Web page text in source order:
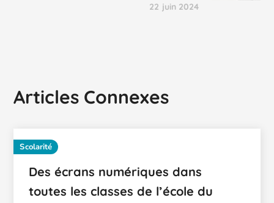
22 juin 2024
Articles Connexes
Scolarité
Des écrans numériques dans
toutes les classes de l’école du